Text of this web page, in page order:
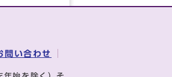
問い合わせ